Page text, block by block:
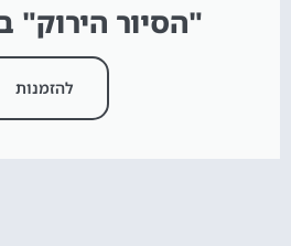
"הסיור הירוק"
להזמנות